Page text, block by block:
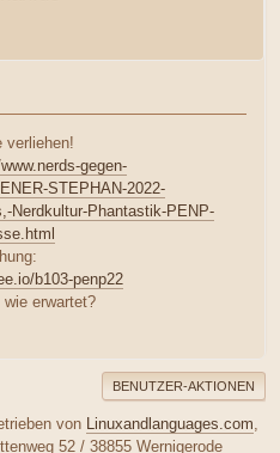
verliehen!
gegen-
STEPHAN-2022-
Nerdkultur-Phantastik-PENP-
b103-penp22
wie erwartet?
BENUTZER-AKTIONEN
von Linuxandlanguages.com
52 / 38855 Wernigerode